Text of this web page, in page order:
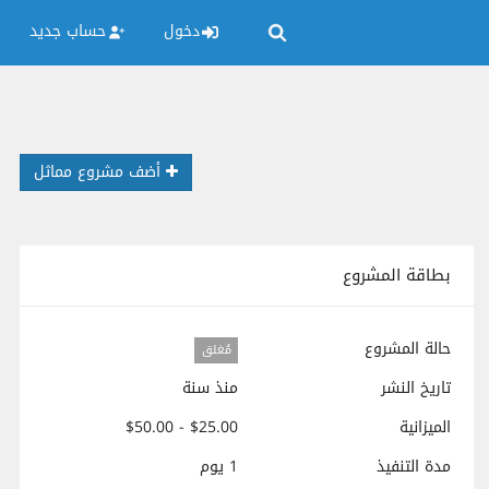
دخول حساب جديد
أضف مشروع مماثل
بطاقة المشروع
حالة المشروع مُغلق
تاريخ النشر
منذ سنة
الميزانية
$25.00 - $50.00
مدة التنفيذ
1 يوم